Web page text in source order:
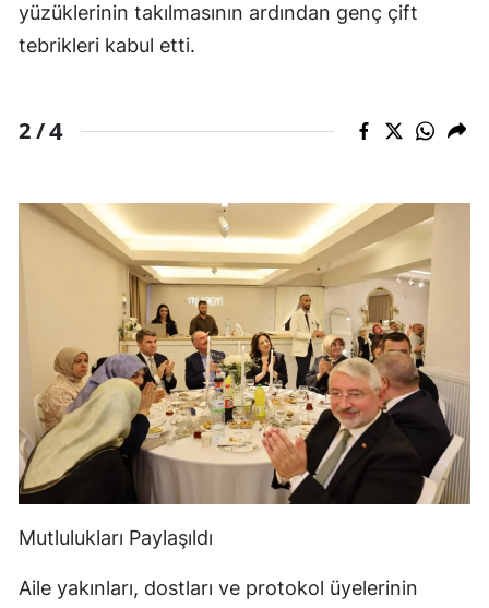
yüzüklerinin takılmasının ardından genç çift
tebrikleri kabul etti.
2 /4
Mutlulukları Paylaşıldı
Aile yakınları, dostları ve protokol üyelerinin